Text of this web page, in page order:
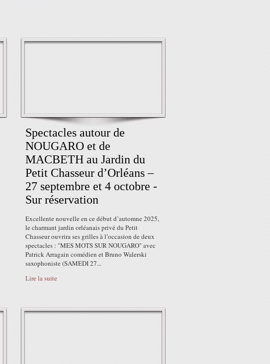
Spectacles autour de
NOUGARO et de
MACBETH au Jardin du
Petit Chasseur d’Orléans –
27 septembre et 4 octobre -
Sur réservation
Excellente nouvelle en ce début d’automne 2025,
le charmant jardin orléanais privé du Petit
Chasseur ouvrira ses grilles à l’occasion de deux
spectacles : "MES MOTS SUR NOUGARO" avec
Patrick Arragain comédien et Bruno Walerski
saxophoniste (SAMEDI 27...
Lire la suite